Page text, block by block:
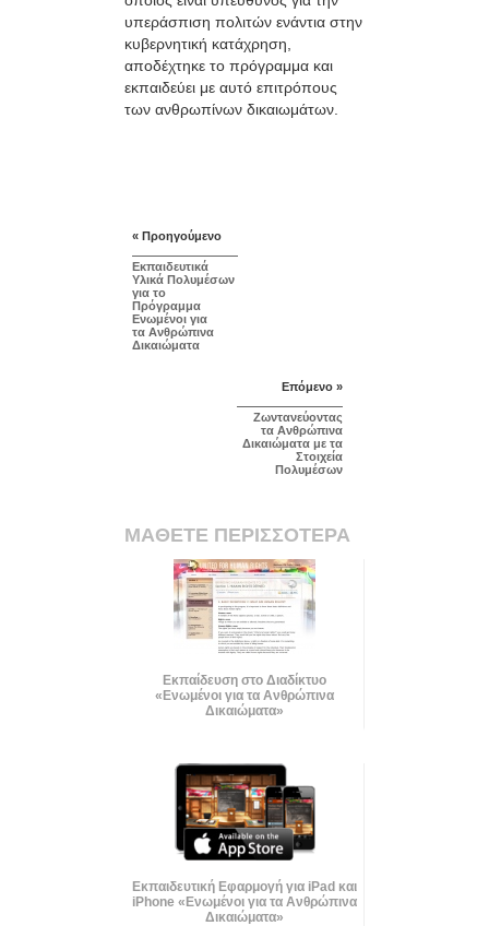
υπεράσπιση πολιτών ενάντια στην
κυβερνητική κατάχρηση,
αποδέχτηκε το πρόγραμμα και
εκπαιδεύει με αυτό επιτρόπους
των ανθρωπίνων δικαιωμάτων.
« Προηγούμενο
Εκπαιδευτικά
Υλικά Πολυμέσων
για το
Πρόγραμμα
Ενωμένοι για
τα Ανθρώπινα
Δικαιώματα
Επόμενο »
Ζωντανεύοντας
τα Ανθρώπινα
Δικαιώματα με τα
Στοιχεία
Πολυμέσων
ΜΑΘΕΤΕ ΠΕΡΙΣΣΟΤΕΡΑ
Εκπαίδευση στο Διαδίκτυο
«Ενωμένοι για τα Ανθρώπινα
Δικαιώματα»
Εκπαιδευτική Εφαρμογή για iPad και
iPhone «Ενωμένοι για τα Ανθρώπινα
Δικαιώματα»